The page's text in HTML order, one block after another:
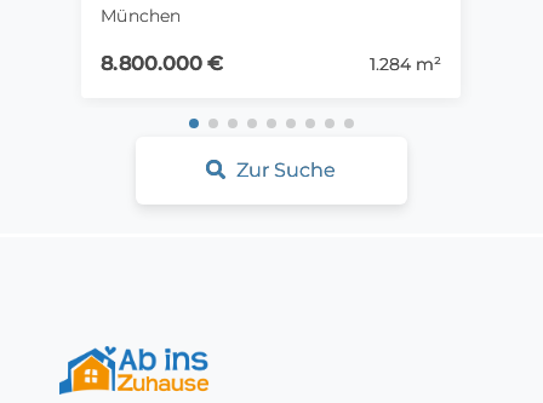
München
8.800.000 € 1.284 m²
Zur Suche